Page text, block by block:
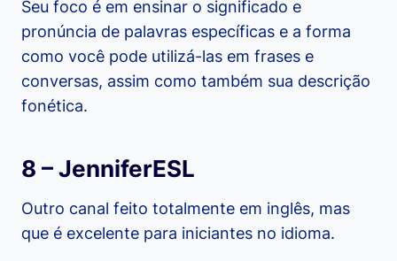
Seu foco é em ensinar o significado e
pronúncia de palavras específicas e a forma
como você pode utilizá-las em frases e
conversas, assim como também sua descrição
fonética.
8 – JenniferESL
Outro canal feito totalmente em inglês, mas
que é excelente para iniciantes no idioma.